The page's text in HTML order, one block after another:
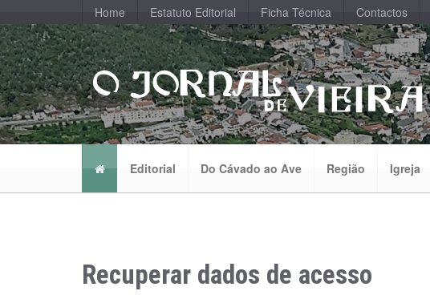
Home Estatuto Editorial Ficha Técnica Contactos
Editorial Do Cávado ao Ave Região Igreja
Recuperar dados de acesso